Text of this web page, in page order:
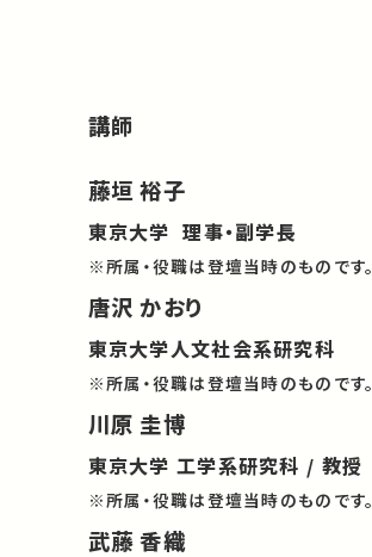
講師
藤垣 裕子
東京大学 理事・副学長
※所属・役職は登壇当時のものです。
唐沢 かおり
東京大学人文社会系研究科
※所属・役職は登壇当時のものです。
川原 圭博
東京大学 工学系研究科 / 教授
※所属・役職は登壇当時のものです。
武藤 香織